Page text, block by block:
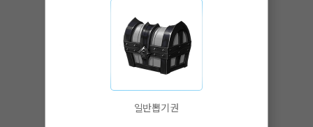
이쁜여자애가 있었다.
누.. 구지..? 나라고 하기엔 너무
일반뽑기권